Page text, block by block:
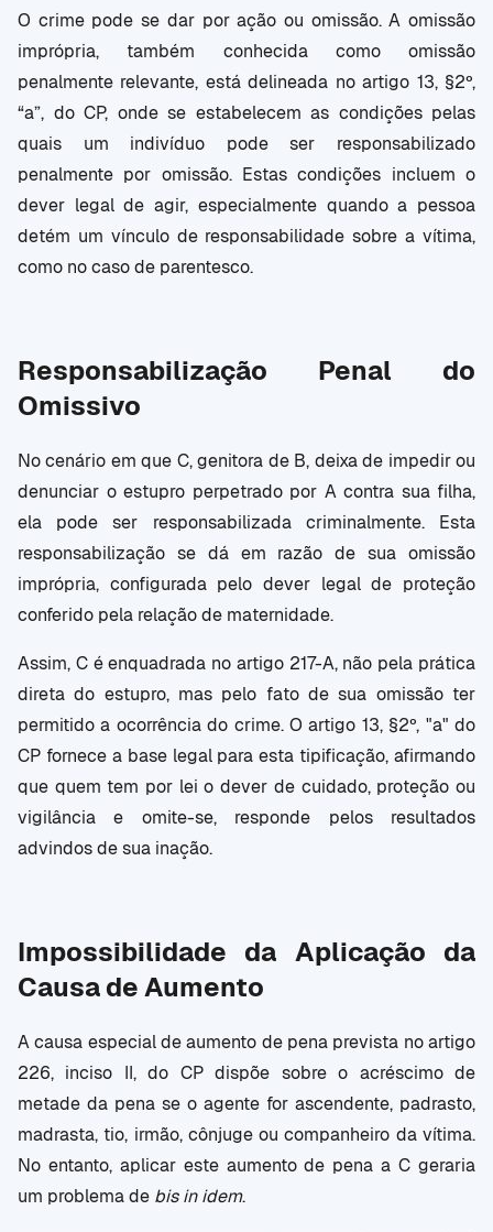
O crime pode se dar por ação ou omissão. A omissão
imprópria, também conhecida como omissão
penalmente relevante, está delineada no artigo 13, §2º,
“a”, do CP, onde se estabelecem as condições pelas
quais um indivíduo pode ser responsabilizado
penalmente por omissão. Estas condições incluem o
dever legal de agir, especialmente quando a pessoa
detém um vínculo de responsabilidade sobre a vítima,
como no caso de parentesco.
Responsabilização Penal do
Omissivo
No cenário em que C, genitora de B, deixa de impedir ou
denunciar o estupro perpetrado por A contra sua filha,
ela pode ser responsabilizada criminalmente. Esta
responsabilização se dá em razão de sua omissão
imprópria, configurada pelo dever legal de proteção
conferido pela relação de maternidade.
Assim, C é enquadrada no artigo 217-A, não pela prática
direta do estupro, mas pelo fato de sua omissão ter
permitido a ocorrência do crime. O artigo 13, §2º, "a" do
CP fornece a base legal para esta tipificação, afirmando
que quem tem por lei o dever de cuidado, proteção ou
vigilância e omite-se, responde pelos resultados
advindos de sua inação.
Impossibilidade da Aplicação da
Causa de Aumento
A causa especial de aumento de pena prevista no artigo
226, inciso II, do CP dispõe sobre o acréscimo de
metade da pena se o agente for ascendente, padrasto,
madrasta, tio, irmão, cônjuge ou companheiro da vítima.
No entanto, aplicar este aumento de pena a C geraria
um problema de bis in idem.